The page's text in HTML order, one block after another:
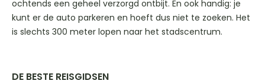
ochtends een geheel verzorgd ontbijt. En ook handig: je
kunt er de auto parkeren en hoeft dus niet te zoeken. Het
is slechts 300 meter lopen naar het stadscentrum.
DE BESTE REISGIDSEN